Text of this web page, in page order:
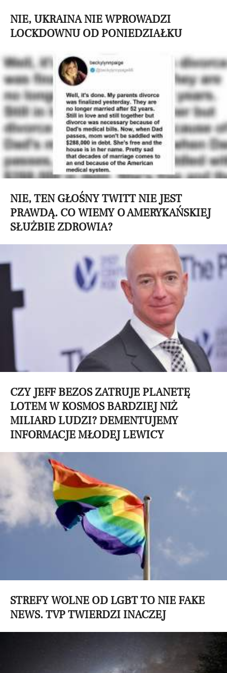
NIE, UKRAINA NIE WPROWADZI
LOCKDOWNU OD PONIEDZIAŁKU
NIE, TEN GŁOŚNY TWITT NIE JEST
PRAWDĄ. CO WIEMY O AMERYKAŃSKIEJ
SŁUŻBIE ZDROWIA?
CZY JEFF BEZOS ZATRUJE PLANETĘ
LOTEM W KOSMOS BARDZIEJ NIŻ
MILIARD LUDZI? DEMENTUJEMY
INFORMACJE MŁODEJ LEWICY
STREFY WOLNE OD LGBT TO NIE FAKE
NEWS. TVP TWIERDZI INACZEJ